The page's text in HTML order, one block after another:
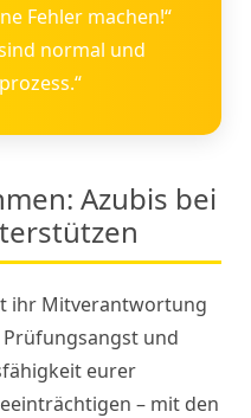
Fehler machen!“
normal und
Azubis bei
ihr Mitverantwortung
und
eurer
– mit den